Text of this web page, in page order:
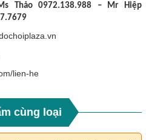
Thảo 0972.138.988 – Mr Hiệp
lien-he
cùng loại